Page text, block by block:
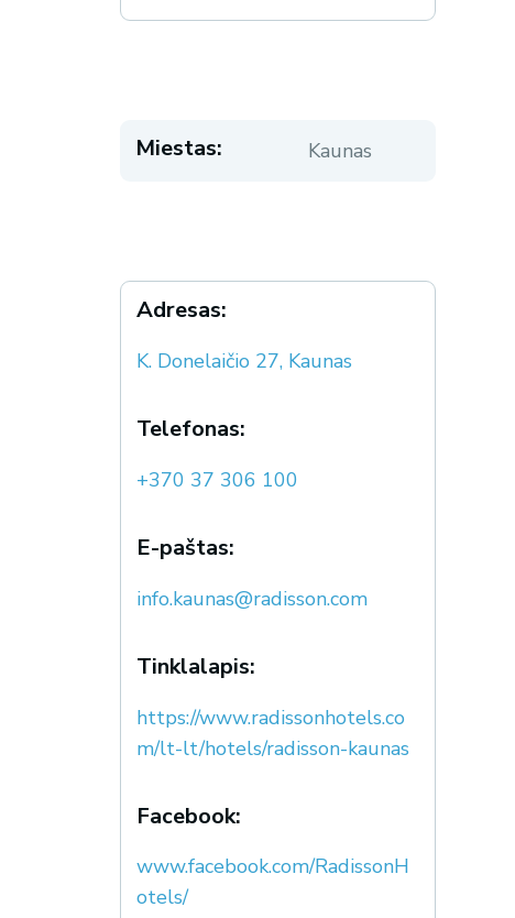
Miestas: Kaunas
Adresas:
K. Donelaičio 27, Kaunas
Telefonas:
+370 37 306 100
E-paštas:
info.kaunas@radisson.com
Tinklalapis:
https://www.radissonhotels.co
m/lt-lt/hotels/radisson-kaunas
Facebook:
www.facebook.com/RadissonH
otels/